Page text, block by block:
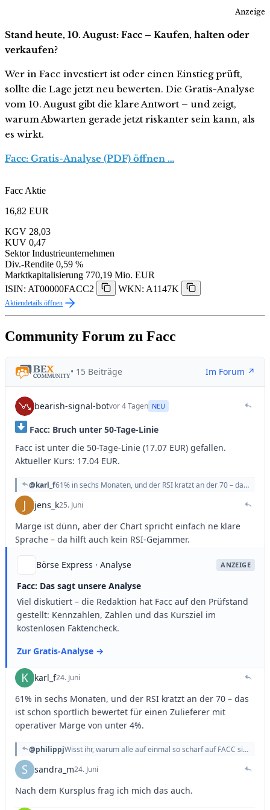
Anzeige
Stand heute, 10. August: Facc – Kaufen, halten oder
verkaufen?
Wer in Facc investiert ist oder einen Einstieg prüft,
sollte die Lage jetzt neu bewerten. Die Gratis-Analyse
vom 10. August gibt die klare Antwort – und zeigt,
warum Abwarten gerade jetzt riskanter sein kann, als
es wirkt.
Facc: Gratis-Analyse (PDF) öffnen …
Facc Aktie
16,82 EUR
KGV 28,03
KUV 0,47
Sektor Industrieunternehmen
Div.-Rendite 0,59 %
Marktkapitalisierung 770,19 Mio. EUR
ISIN: AT00000FACC2
WKN: A1147K
Aktiendetails öffnen
Community Forum zu Facc